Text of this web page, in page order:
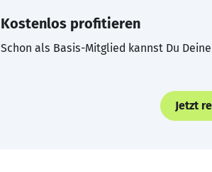
Kostenlos profitieren
Schon als Basis-Mitglied kannst Du
Jetzt